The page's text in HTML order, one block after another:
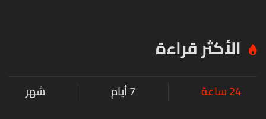
الأكثر قراءة
24 ساعة 7 أيام شهر